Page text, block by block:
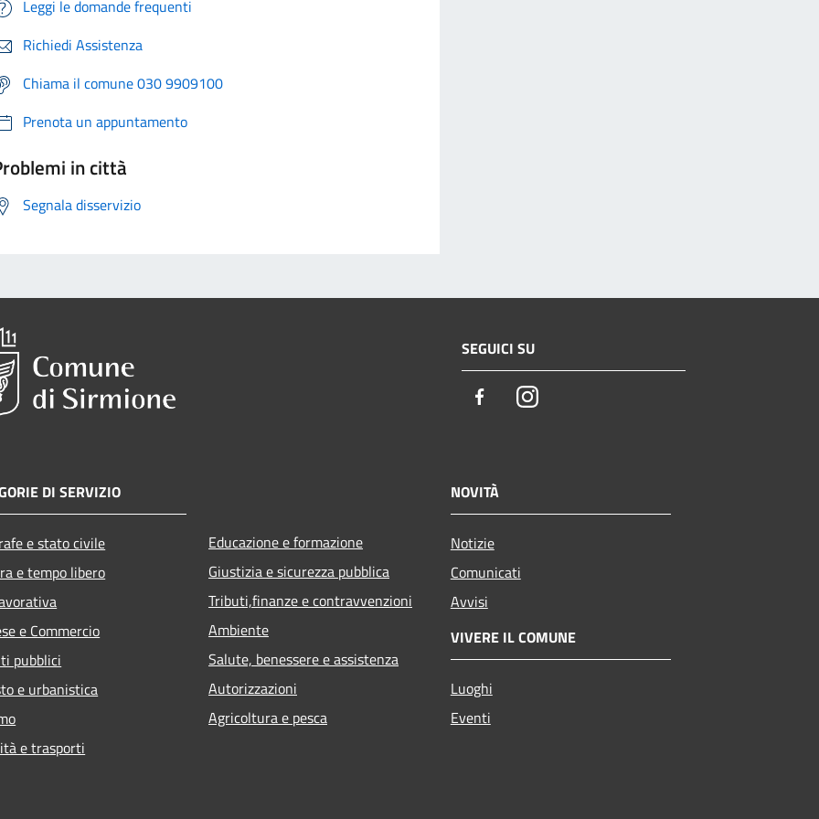
Leggi le domande frequenti
Richiedi Assistenza
Chiama il comune 030 9909100
Prenota un appuntamento
in città
Segnala disservizio
SEGUICI SU
FacebookInstagram
DI SERVIZIO
e stato civile
e tempo libero
e Commercio
pubblici
e urbanistica
e trasporti
Educazione e formazione
Giustizia e sicurezza pubblica
Tributi,finanze e contravvenzioni
Ambiente
Salute, benessere e assistenza
Autorizzazioni
Agricoltura e pesca
NOVITÀ
Notizie
Comunicati
Avvisi
VIVERE IL COMUNE
Luoghi
Eventi